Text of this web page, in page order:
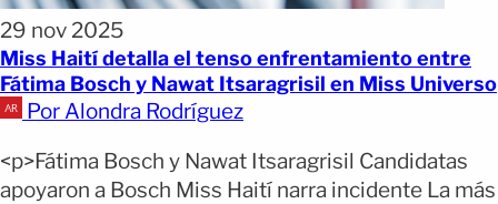
29 nov 2025
Miss Haití detalla el tenso enfrentamiento entre
Fátima Bosch y Nawat Itsaragrisil en Miss Universo
Por Alondra Rodríguez
<p>Fátima Bosch y Nawat Itsaragrisil Candidatas
apoyaron a Bosch Miss Haití narra incidente La más